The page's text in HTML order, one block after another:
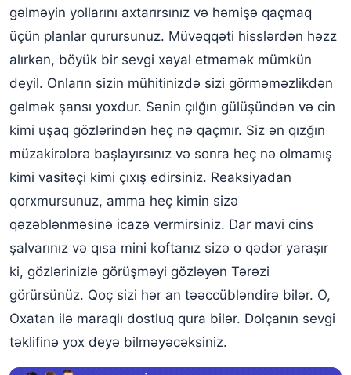
gəlməyin yollarını axtarırsınız və həmişə qaçmaq
üçün planlar qurursunuz. Müvəqqəti hisslərdən həzz
alırkən, böyük bir sevgi xəyal etməmək mümkün
deyil. Onların sizin mühitinizdə sizi görməməzlikdən
gəlmək şansı yoxdur. Sənin çılğın gülüşündən və cin
kimi uşaq gözlərindən heç nə qaçmır. Siz ən qızğın
müzakirələrə başlayırsınız və sonra heç nə olmamış
kimi vasitəçi kimi çıxış edirsiniz. Reaksiyadan
qorxmursunuz, amma heç kimin sizə
qəzəblənməsinə icazə vermirsiniz. Dar mavi cins
şalvarınız və qısa mini koftanız sizə o qədər yaraşır
ki, gözlərinizlə görüşməyi gözləyən Tərəzi
görürsünüz. Qoç sizi hər an təəccübləndirə bilər. O,
Oxatan ilə maraqlı dostluq qura bilər. Dolçanın sevgi
təklifinə yox deyə bilməyəcəksiniz.